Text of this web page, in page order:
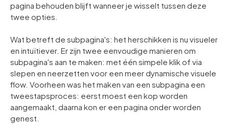
pagina behouden blijft wanneer je wisselt tussen deze
twee opties.
Wat betreft de subpagina's: het herschikken is nu visueler
en intuïtiever. Er zijn twee eenvoudige manieren om
subpagina's aan te maken: met één simpele klik of via
slepen en neerzetten voor een meer dynamische visuele
flow. Voorheen was het maken van een subpagina een
tweestapsproces: eerst moest een kop worden
aangemaakt, daarna kon er een pagina onder worden
genest.